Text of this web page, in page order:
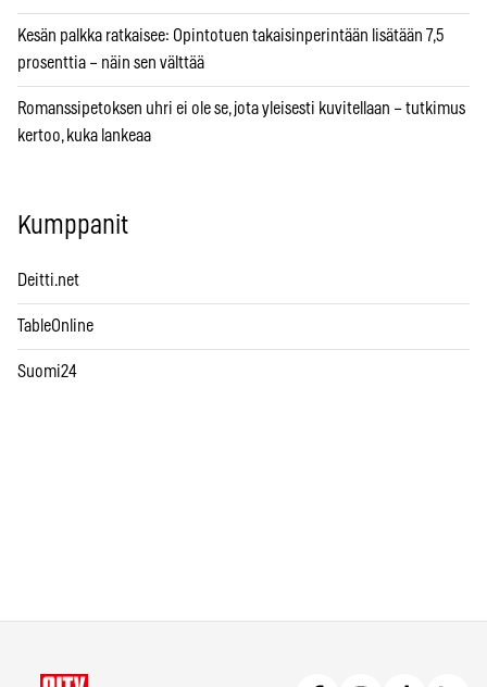
Kesän palkka ratkaisee: Opintotuen takaisinperintään lisätään 7,5
prosenttia – näin sen välttää
Romanssipetoksen uhri ei ole se, jota yleisesti kuvitellaan – tutkimus
kertoo, kuka lankeaa
Kumppanit
Deitti.net
TableOnline
Suomi24